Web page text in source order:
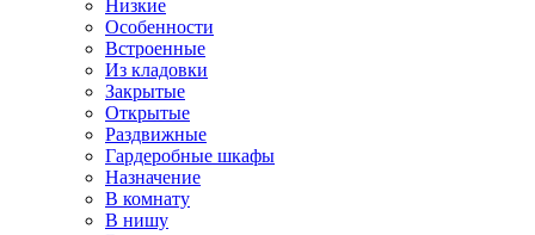
Низкие
Особенности
Встроенные
Из кладовки
Закрытые
Открытые
Раздвижные
Гардеробные шкафы
Назначение
В комнату
В нишу